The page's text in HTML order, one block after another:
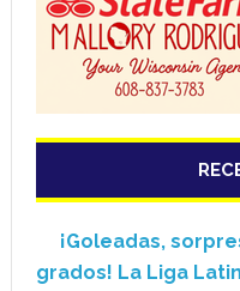
¡Goleadas,
grados! La Liga